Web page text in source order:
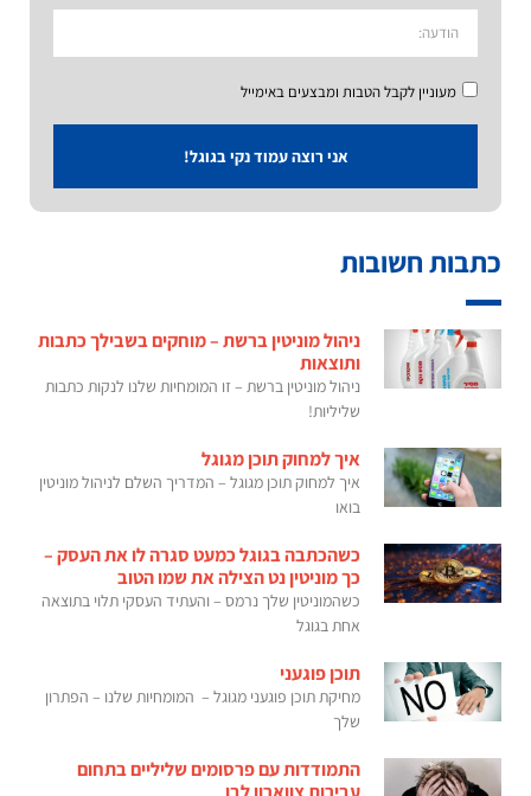
מעוניין לקבל הטבות ומבצעים באימייל
אני רוצה עמוד נקי בגוגל!
כתבות חשובות
ניהול מוניטין ברשת – מוחקים בשבילך כתבות
ותוצאות
ניהול מוניטין ברשת – זו המומחיות שלנו לנקות כתבות
שליליות!
איך למחוק תוכן מגוגל
איך למחוק תוכן מגוגל – המדריך השלם לניהול מוניטין
בואו
כשהכתבה בגוגל כמעט סגרה לו את העסק –
כך מוניטין נט הצילה את שמו הטוב
כשהמוניטין שלך נרמס – והעתיד העסקי תלוי בתוצאה
אחת בגוגל
תוכן פוגעני
מחיקת תוכן פוגעני מגוגל – המומחיות שלנו – הפתרון
שלך
התמודדות עם פרסומים שליליים בתחום